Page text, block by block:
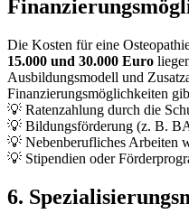
Die Kosten für eine
15.000 und 30.000 Euro
Ausbildungsmodell und
Finanzierungsmöglichkeiten
💡 Ratenzahlung durch die
💡 Bildungsförderung (z. B.
💡 Nebenberufliches Arbeiten
💡 Stipendien oder
6.